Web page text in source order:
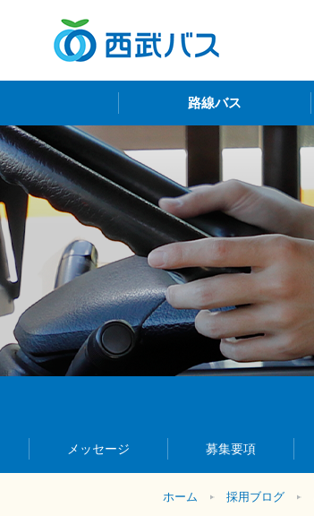
路線バス
メッセージ 募集要項
ホーム 採用ブログ